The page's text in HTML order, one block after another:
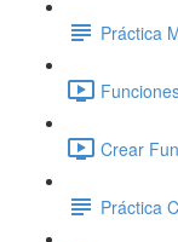
Práctica
Crear
Práctica